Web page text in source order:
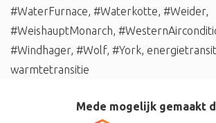
#WaterFurnace, #Waterkotte, #Weider,
#WeishauptMonarch,
#Windhager, #Wolf, #York,
warmtetransitie
Mede mogelijk gemaakt